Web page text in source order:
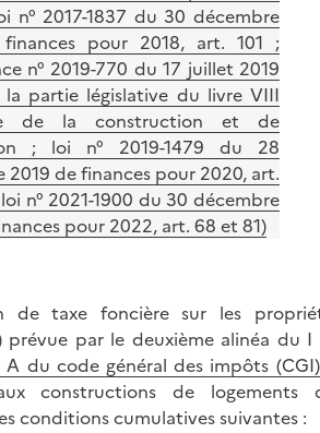
n° 2017-1837 du 30 décembre
pour 2018, art. 101 ;
n° 2019-770 du 17 juillet 2019
la partie législative du livre VIII
de la construction et de
; loi n° 2019-1479 du 28
2019 de finances pour 2020, art.
n° 2021-1900 du 30 décembre
pour 2022, art. 68 et 81)
de taxe foncière sur les
prévue par le deuxième alinéa du I
A du code général des impôts (CGI)
constructions de logements
conditions cumulatives suivantes :